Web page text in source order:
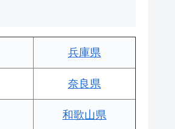
兵庫県
奈良県
和歌山県